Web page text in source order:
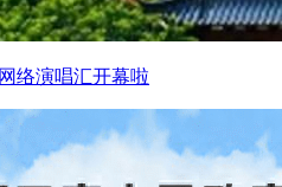
络演唱汇开幕啦